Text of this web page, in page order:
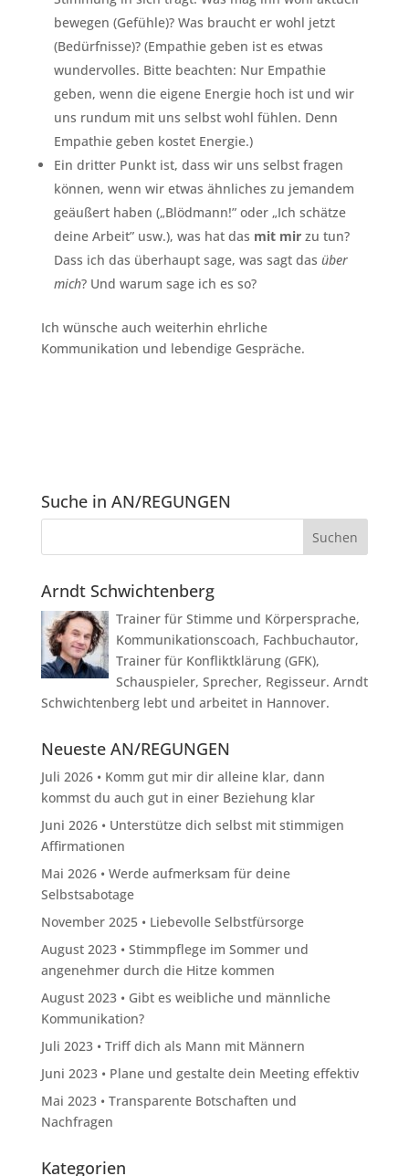
bewegen (Gefühle)? Was braucht er wohl jetzt
(Bedürfnisse)? (Empathie geben ist es etwas
wundervolles. Bitte beachten: Nur Empathie
geben, wenn die eigene Energie hoch ist und wir
uns rundum mit uns selbst wohl fühlen. Denn
Empathie geben kostet Energie.)
Ein dritter Punkt ist, dass wir uns selbst fragen
können, wenn wir etwas ähnliches zu jemandem
geäußert haben („Blödmann!” oder „Ich schätze
deine Arbeit” usw.), was hat das mit mirzu tun?
Dass ich das überhaupt sage, was sagt das über
mich? Und warum sage ich es so?
Ich wünsche auch weiterhin ehrliche
Kommunikation und lebendige Gespräche.
Suche in AN/REGUNGEN
Arndt Schwichtenberg
Trainer für Stimme und Körpersprache,
Kommunikationscoach, Fachbuchautor,
Trainer für Konfliktklärung (GFK),
Schauspieler, Sprecher, Regisseur. Arndt
Schwichtenberg lebt und arbeitet in Hannover.
Neueste AN/REGUNGEN
Juli 2026 • Komm gut mir dir alleine klar, dann
kommst du auch gut in einer Beziehung klar
Juni 2026 • Unterstütze dich selbst mit stimmigen
Affirmationen
Mai 2026 • Werde aufmerksam für deine
Selbstsabotage
November 2025 • Liebevolle Selbstfürsorge
August 2023 • Stimmpflege im Sommer und
angenehmer durch die Hitze kommen
August 2023 • Gibt es weibliche und männliche
Kommunikation?
Juli 2023 • Triff dich als Mann mit Männern
Juni 2023 • Plane und gestalte dein Meeting effektiv
Mai 2023 • Transparente Botschaften und
Nachfragen
Kategorien